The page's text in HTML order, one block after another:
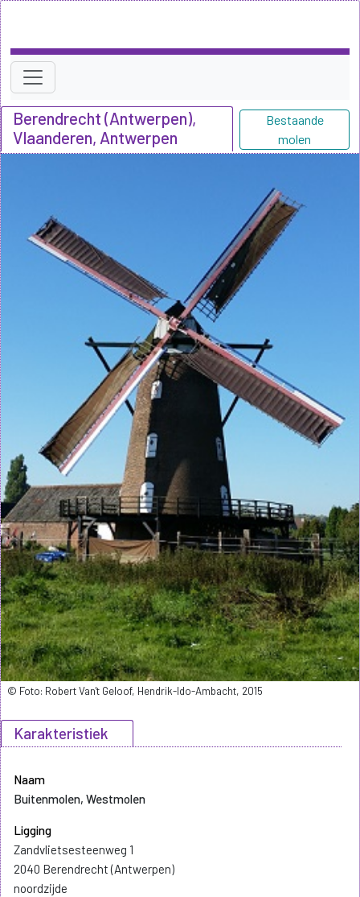
Berendrecht (Antwerpen),
Vlaanderen, Antwerpen
Bestaande
molen
Karakteristiek
Naam
Buitenmolen, Westmolen
Ligging
Zandvlietsesteenweg 1
2040 Berendrecht (Antwerpen)
noordzijde
© Foto: Robert Van't Geloof, Hendrik-Ido-Ambacht, 2015